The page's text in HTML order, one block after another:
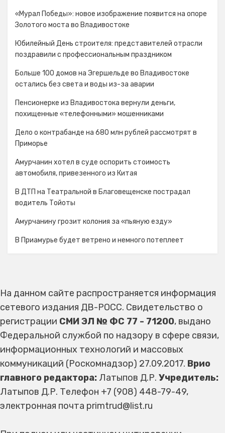
«Мурал Победы»: новое изображение появится на опоре
Золотого моста во Владивостоке
Юбилейный День строителя: представителей отрасли
поздравили с профессиональным праздником
Больше 100 домов на Эгершельде во Владивостоке
остались без света и воды из-за аварии
Пенсионерке из Владивостока вернули деньги,
похищенные «телефонными» мошенниками
Дело о контрабанде на 680 млн рублей рассмотрят в
Приморье
Амурчанин хотел в суде оспорить стоимость
автомобиля, привезенного из Китая
В ДТП на Театральной в Благовещенске пострадал
водитель Тойоты
Амурчанину грозит колония за «пьяную езду»
В Приамурье будет ветрено и немного потеплеет
На данном сайте распространяется информация
сетевого издания ДВ-РОСС. Свидетельство о
регистрации СМИ ЭЛ № ФС 77 - 71200, выдано
Федеральной службой по надзору в сфере связи,
информационных технологий и массовых
коммуникаций (Роскомнадзор) 27.09.2017. Врио
главного редактора: Латыпов Д.Р. Учредитель:
Латыпов Д.Р. Телефон +7 (908) 448-79-49,
электронная почта primtrud@list.ru